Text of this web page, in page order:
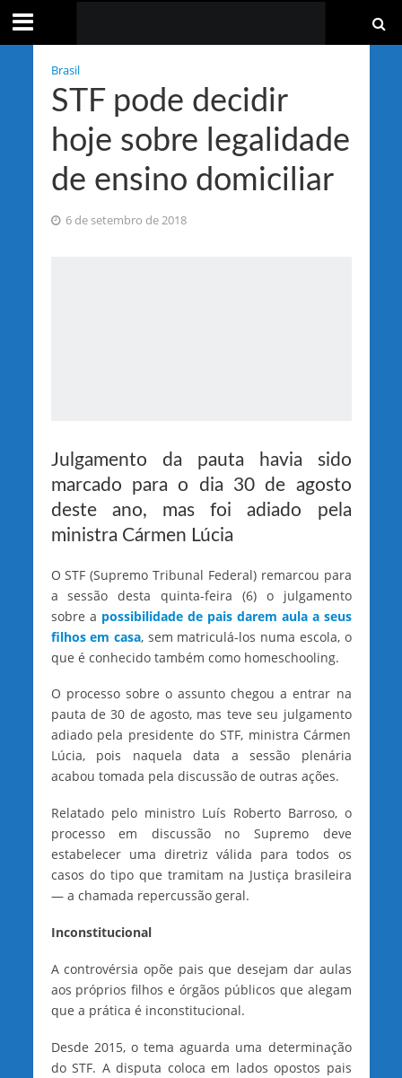
Brasil
STF pode decidir
hoje sobre legalidade
de ensino domiciliar
6 de setembro de 2018
Julgamento da pauta havia sido
marcado para o dia 30 de agosto
deste ano, mas foi adiado pela
ministra Cármen Lúcia
O STF (Supremo Tribunal Federal) remarcou para
a sessão desta quinta-feira (6) o julgamento
sobre a possibilidade de pais darem aula a seus
filhos em casa, sem matriculá-los numa escola, o
que é conhecido também como homeschooling.
O processo sobre o assunto chegou a entrar na
pauta de 30 de agosto, mas teve seu julgamento
adiado pela presidente do STF, ministra Cármen
Lúcia, pois naquela data a sessão plenária
acabou tomada pela discussão de outras ações.
Relatado pelo ministro Luís Roberto Barroso, o
processo em discussão no Supremo deve
estabelecer uma diretriz válida para todos os
casos do tipo que tramitam na Justiça brasileira
— a chamada repercussão geral.
Inconstitucional
A controvérsia opõe pais que desejam dar aulas
aos próprios filhos e órgãos públicos que alegam
que a prática é inconstitucional.
Desde 2015, o tema aguarda uma determinação
do STF. A disputa coloca em lados opostos pais